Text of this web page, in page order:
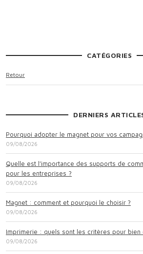
CATÉGORIES
Retour
DERNIERS
Pourquoi adopter le magnet pour vos
09/08/2026
Quelle est l’importance des supports de
pour les entreprises ?
09/08/2026
Magnet : comment et pourquoi le choisir ?
09/08/2026
Imprimerie : quels sont les critères pour bien
09/08/2026